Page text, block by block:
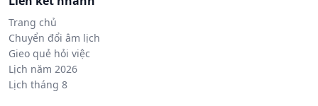
Trang chủ
Chuyển đổi âm lịch
Gieo quẻ hỏi việc
Lịch năm 2026
Lịch tháng 8